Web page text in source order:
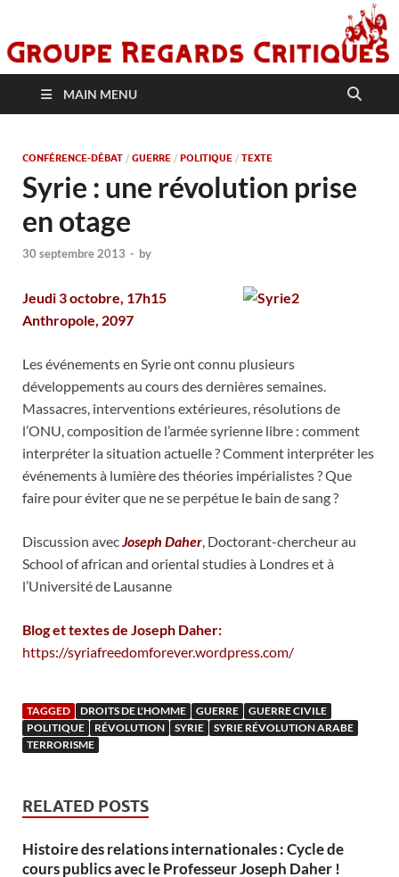
MAIN MENU
CONFÉRENCE-DÉBAT / GUERRE / POLITIQUE / TEXTE
Syrie : une révolution prise
en otage
30 septembre 2013 - by
Jeudi 3 octobre, 17h15
Anthropole, 2097
Les événements en Syrie ont connu plusieurs
développements au cours des dernières semaines.
Massacres, interventions extérieures, résolutions de
l’ONU, composition de l’armée syrienne libre : comment
interpréter la situation actuelle ? Comment interpréter les
événements à lumière des théories impérialistes ? Que
faire pour éviter que ne se perpétue le bain de sang ?
Discussion avec Joseph Daher , Doctorant-chercheur au
School of african and oriental studies à Londres et à
l’Université de Lausanne
Blog et textes de Joseph Daher:
https://syriafreedomforever.wordpress.com/
TAGGED DROITS DE L'HOMME GUERRE
GUERRE CIVILE
POLITIQUE
RÉVOLUTION SYRIE
SYRIE RÉVOLUTION ARABE
TERRORISME
RELATED POSTS
Histoire des relations internationales : Cycle de
cours publics avec le Professeur Joseph Daher !